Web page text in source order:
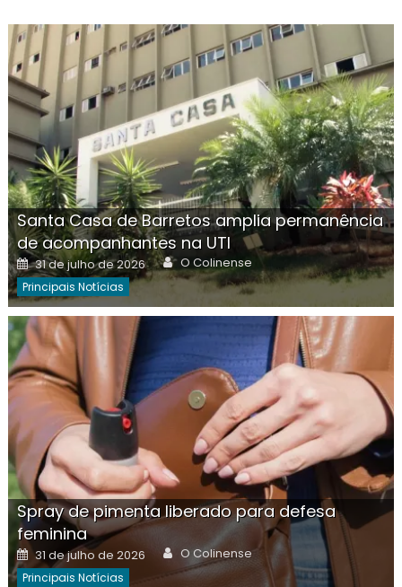
Santa Casa de Barretos amplia permanência
de acompanhantes na UTI
Posted
on
31 de julho de 2026 Author
O Colinense
Principais Notícias
Spray de pimenta liberado para defesa
feminina
Posted
on
31 de julho de 2026 Author
O Colinense
Principais Notícias